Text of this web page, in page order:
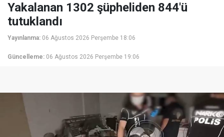
Yakalanan 1302 şüpheliden 844'ü
tutuklandı
Yayınlanma: 06 Ağustos 2026 Perşembe 18:06
Güncelleme: 06 Ağustos 2026 Perşembe 19:06